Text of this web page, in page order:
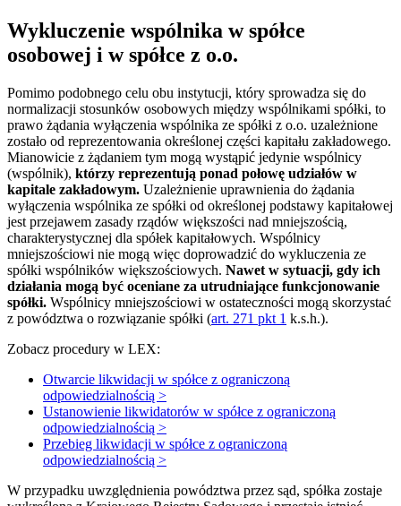
Wykluczenie wspólnika w spółce
osobowej i w spółce z o.o.
Pomimo podobnego celu obu instytucji, który sprowadza się do
normalizacji stosunków osobowych między wspólnikami spółki, to
prawo żądania wyłączenia wspólnika ze spółki z o.o. uzależnione
zostało od reprezentowania określonej części kapitału zakładowego.
Mianowicie z żądaniem tym mogą wystąpić jedynie wspólnicy
(wspólnik), którzy reprezentują ponad połowę udziałów w
kapitale zakładowym. Uzależnienie uprawnienia do żądania
wyłączenia wspólnika ze spółki od określonej podstawy kapitałowej
jest przejawem zasady rządów większości nad mniejszością,
charakterystycznej dla spółek kapitałowych. Wspólnicy
mniejszościowi nie mogą więc doprowadzić do wykluczenia ze
spółki wspólników większościowych. Nawet w sytuacji, gdy ich
działania mogą być oceniane za utrudniające funkcjonowanie
spółki. Wspólnicy mniejszościowi w ostateczności mogą skorzystać
z powództwa o rozwiązanie spółki (art. 271 pkt 1 k.s.h.).
Zobacz procedury w LEX:
Otwarcie likwidacji w spółce z ograniczoną
odpowiedzialnością >
Ustanowienie likwidatorów w spółce z ograniczoną
odpowiedzialnością >
Przebieg likwidacji w spółce z ograniczoną
odpowiedzialnością >
W przypadku uwzględnienia powództwa przez sąd, spółka zostaje